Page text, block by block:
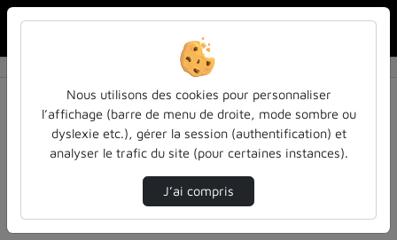
0 vidéo trouvée
Audio Vidéo Statistiques de vues
Direction de tri
Désolé, aucune vidéo trouvée.
Nous utilisons des cookies pour personnaliser
l’affichage (barre de menu de droite, mode sombre ou
dyslexie etc.), gérer la session (authentification) et
analyser le trafic du site (pour certaines instances).
J’ai compris